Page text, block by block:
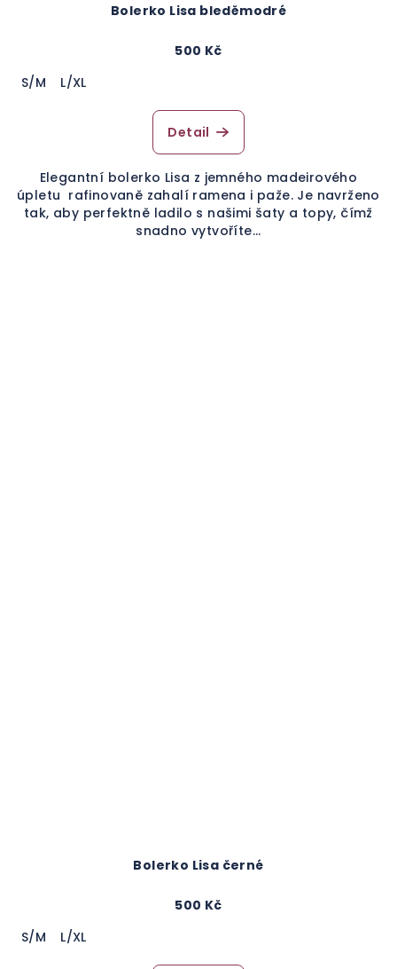
Bolerko Lisa bleděmodré
500 Kč
S/M
L/XL
Detail
Elegantní bolerko Lisa z jemného madeirového
úpletu rafinovaně zahalí ramena i paže. Je navrženo
tak, aby perfektně ladilo s našimi šaty a topy, čímž
snadno vytvoříte...
Bolerko Lisa černé
500 Kč
S/M
L/XL